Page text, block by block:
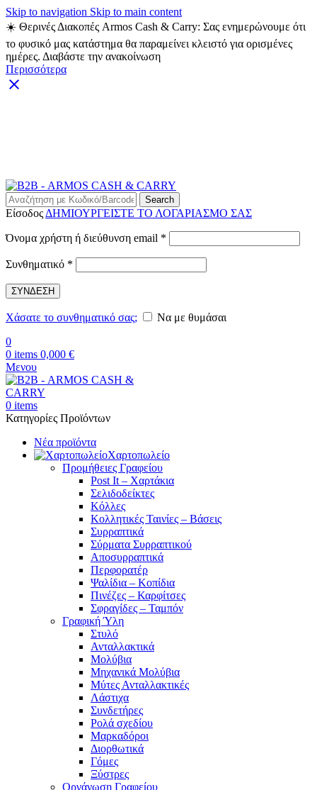
Skip to navigation Skip to main content
☀️ Θερινές Διακοπές Armos Cash & Carry: Σας ενημερώνουμε ότι
το φυσικό μας κατάστημα θα παραμείνει κλειστό για ορισμένες
ημέρες. Διαβάστε την ανακοίνωση
Περισσότερα
Search
Είσοδος ΔΗΜΙΟΥΡΓΕΙΣΤΕ ΤΟ ΛΟΓΑΡΙΑΣΜΟ ΣΑΣ
Όνομα χρήστη ή διεύθυνση email *
Συνθηματικό *
ΣΥΝΔΕΣΗ
Χάσατε το συνθηματικό σας;
Να με θυμάσαι
0
0 items 0,000 €
Μενου
0 items
Κατηγορίες Προϊόντων
Νέα προϊόντα
Χαρτοπωλείο
Προμήθειες Γραφείου
Post It – Χαρτάκια
Σελιδοδείκτες
Κόλλες
Κολλητικές Ταινίες – Βάσεις
Συρραπτικά
Σύρματα Συρραπτικού
Αποσυρραπτικά
Περφορατέρ
Ψαλίδια – Κοπίδια
Πινέζες – Καρφίτσες
Σφραγίδες – Ταμπόν
Γραφική Ύλη
Στυλό
Ανταλλακτικά
Μολύβια
Μηχανικά Μολύβια
Μύτες Ανταλλακτικές
Λάστιχα
Συνδετήρες
Ρολά σχεδίου
Μαρκαδόροι
Διορθωτικά
Γόμες
Ξύστρες
Οργάνωση Γραφείου